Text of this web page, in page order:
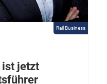
Rail Business
ist jetzt